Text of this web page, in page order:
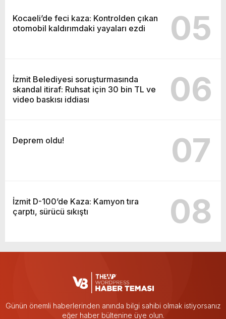
Kocaeli’de feci kaza: Kontrolden çıkan
otomobil kaldırımdaki yayaları ezdi
05
İzmit Belediyesi soruşturmasında
skandal itiraf: Ruhsat için 30 bin TL ve
video baskısı iddiası
06
Deprem oldu! 07
İzmit D-100’de Kaza: Kamyon tıra
çarptı, sürücü sıkıştı
08
Günün önemli haberlerinden anında bilgi sahibi olmak istiyorsanız
eğer haber bültenine üye olun.